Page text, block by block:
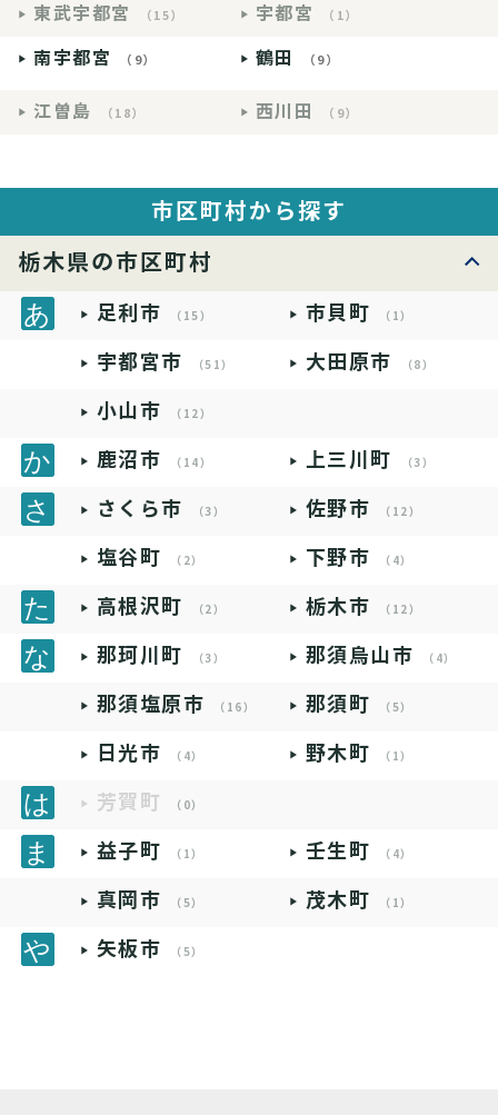
東武宇都宮
（15） 宇都宮 （1）
南宇都宮 （9） 鶴田 （9）
江曽島 （18） 西川田 （9）
市区町村から探す
栃木県の市区町村
足利市 （15） 市貝町 （1）
宇都宮市 （51） 大田原市 （8）
小山市 （12）
鹿沼市 （14） 上三川町 （3）
さくら市 （3） 佐野市 （12）
塩谷町 （2） 下野市 （4）
高根沢町 （2） 栃木市 （12）
那珂川町 （3） 那須烏山市 （4）
那須塩原市 （16） 那須町 （5）
日光市 （4） 野木町 （1）
芳賀町 （0）
益子町 （1） 壬生町 （4）
真岡市 （5） 茂木町 （1）
矢板市 （5）